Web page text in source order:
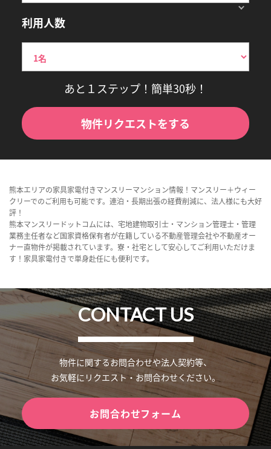
利用人数
あと１ステップ！簡単30秒！
物件リクエストをする
熊本エリアの家具家電付きマンスリーマンション情報！マンスリー＋ウィー
クリーでのご利用も可能です。連泊・長期出張の経費削減に、法人様にも大好
評！
熊本マンスリードットコムには、宅地建物取引士・マンション管理士・管理
業務主任者など国家資格保有者が在籍している不動産管理会社や不動産オー
ナー直物件が掲載されています。寮・社宅として安心してご利用いただけま
す！家具家電付きで単身赴任にも便利です。
CONTACT US
物件に関するお問合わせや法人契約等、
お気軽にリクエスト・お問合わせください。
お問合わせフォーム